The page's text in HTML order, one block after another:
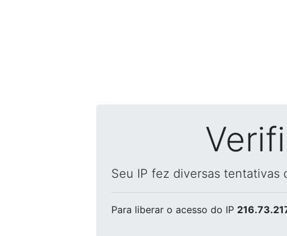
Seu IP fez diversas tentativas
Para liberar o acesso do IP